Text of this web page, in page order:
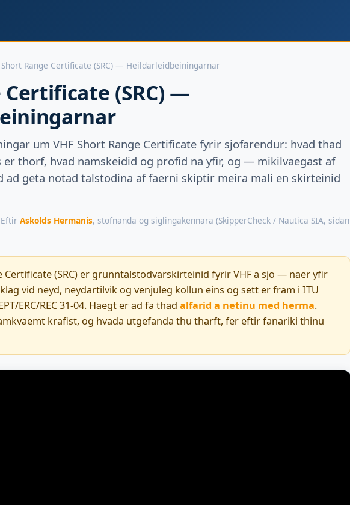
Short Range Certificate (SRC) — Heildarleidbeiningarnar
(SRC) —
um VHF Short Range Certificate fyrir sjofarendur: hvad thad
er thorf, hvad namskeidid og profid na yfir, og — mikilvaegast af
ad geta notad talstodina af faerni skiptir meira mali en skirteinid
Eftir Askolds Hermanis, stofnanda og siglingakennara (SkipperCheck / Nautica SIA, sidan
Certificate (SRC) er grunntalstodvarskirteinid fyrir VHF a sjo — naer yfir
vid neyd, neydartilvik og venjuleg kollun eins og sett er fram i ITU
ERC/REC 31-04. Haegt er ad fa thad alfarid a netinu med herma.
krafist, og hvada utgefanda thu tharft, fer eftir fanariki thinu